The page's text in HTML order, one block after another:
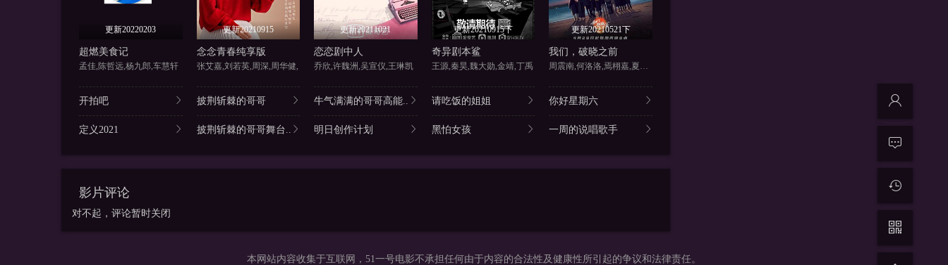
更新20220203
超燃美食记
孟佳,陈哲远,杨九郎,车慧轩
更新20210915
念念青春纯享版
张艾嘉,刘若英,周深,周华健,
更新20211021
恋恋剧中人
乔欣,许魏洲,吴宣仪,王琳凯
更新20210915下
奇异剧本鲨
王源,秦昊,魏大勋,金靖,丁禹
更新20210521下
我们，破晓之前
周震南,何洛洛,焉栩嘉,夏之光
开拍吧 披荆斩棘的哥哥 牛气满满的哥哥高能.. 请吃饭的姐姐 你好星期六
定义2021 披荆斩棘的哥哥舞台.. 明日创作计划 黑怕女孩 一周的说唱歌手
影片评论
对不起，评论暂时关闭
本网站内容收集于互联网，51一号电影不承担任何由于内容的合法性及健康性所引起的争议和法律责任。